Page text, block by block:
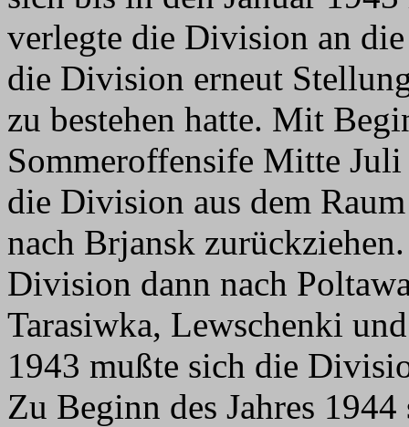
verlegte die Division an
die Division erneut
zu bestehen hatte. Mit
Sommeroffensife Mitte
die Division aus dem
nach Brjansk
Division dann nach
Tarasiwka, Lewschenki
1943 mußte sich die
Zu Beginn des Jahres